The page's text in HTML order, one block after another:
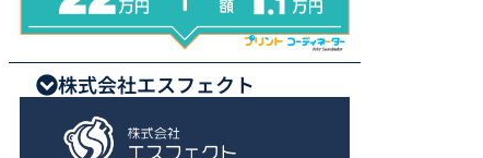
株式会社エスフェクト